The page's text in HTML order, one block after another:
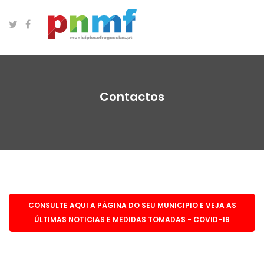
Contactos
CONSULTE AQUI A PÁGINA DO SEU MUNICIPIO E VEJA AS
ÚLTIMAS NOTICIAS E MEDIDAS TOMADAS - COVID-19